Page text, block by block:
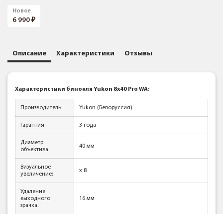
Новое
6 990
Описание Характеристики Отзывы
Характеристики бинокля Yukon 8x40 Pro WA:
Производитель: Yukon (Белоруссия)
Гарантия: 3 года
Диаметр
объектива:
40 мм
Визуальное
увеличение:
x 8
Удаление
выходного
зрачка:
16 мм